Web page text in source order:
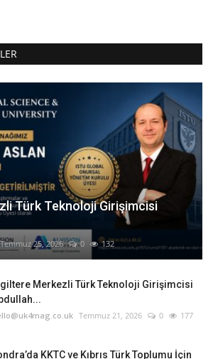
Türk Teknoloji Girişimcisi
Temmuz 25, 2026 0 132
Merkezli Türk Teknoloji Girişimcisi
Temmuz 21, 2026 0 177
KKTC ve Kıbrıs Türk Toplumu İçin